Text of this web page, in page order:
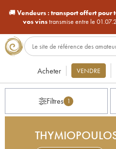
🚚Vendeurs : transport offert pour
vos vinstransmise entre le
Acheter VENDRE
Filtres 1